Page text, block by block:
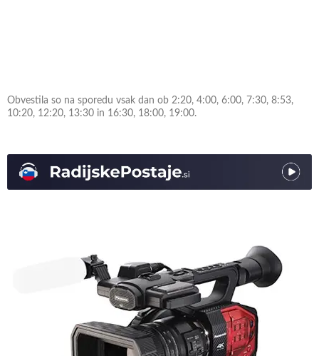
Obvestila so na sporedu vsak dan ob 2:20, 4:00, 6:00, 7:30, 8:53,
10:20, 12:20, 13:30 in 16:30, 18:00, 19:00.